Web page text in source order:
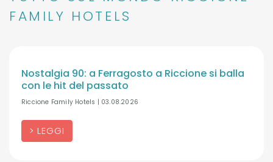
FAMILY HOTELS
Nostalgia 90: a Ferragosto a Riccione si balla
con le hit del passato
Riccione Family Hotels | 03.08.2026
LEGGI